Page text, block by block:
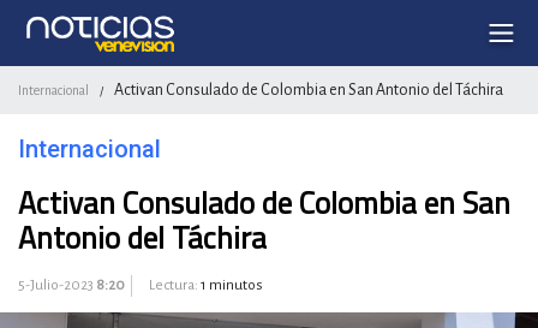
Internacional / Activan Consulado de Colombia en San Antonio del Táchira
Internacional
Activan Consulado de Colombia en San
Antonio del Táchira
5-Julio-2023 8:20 Lectura: 1 minutos